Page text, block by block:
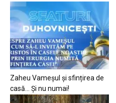
Zaheu Vameșul și sfințirea de
casă… Și nu numai!